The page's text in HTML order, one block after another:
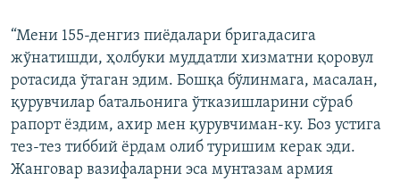
“Мени 155-денгиз пиёдалари бригадасига
жўнатишди, ҳолбуки муддатли хизматни қоровул
ротасида ўтаган эдим. Бошқа бўлинмага, масалан,
қурувчилар батальонига ўтказишларини сўраб
рапорт ёздим, ахир мен қурувчиман-ку. Боз устига
тез-тез тиббий ёрдам олиб туришим керак эди.
Жанговар вазифаларни эса мунтазам армия